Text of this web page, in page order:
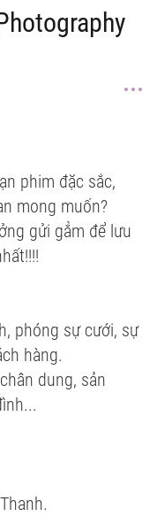
phim đặc sắc,
mong muốn?
gửi gẳm để lưu
phóng sự cưới, sự
hàng.
dung, sản